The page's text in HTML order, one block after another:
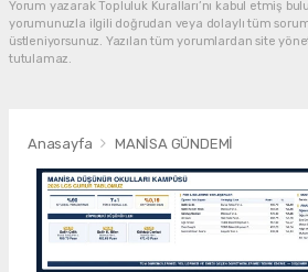
Yorum yazarak Topluluk Kuralları’nı kabul etmiş
yorumunuzla ilgili doğrudan veya dolaylı tüm
üstleniyorsunuz. Yazılan tüm yorumlardan site
tutulamaz.
Anasayfa MANİSA GÜNDEMİ